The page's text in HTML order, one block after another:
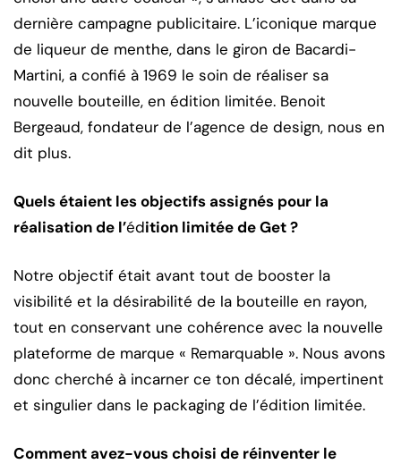
dernière campagne publicitaire. L’iconique marque
de liqueur de menthe, dans le giron de Bacardi-
Martini, a confié à 1969 le soin de réaliser sa
nouvelle bouteille, en édition limitée. Benoit
Bergeaud, fondateur de l’agence de design, nous en
dit plus.
Quels étaient les objectifs assignés pour la
réalisation de l’édition limitée de Get ?
Notre objectif était avant tout de booster la
visibilité et la désirabilité de la bouteille en rayon,
tout en conservant une cohérence avec la nouvelle
plateforme de marque « Remarquable ». Nous avons
donc cherché à incarner ce ton décalé, impertinent
et singulier dans le packaging de l’édition limitée.
Comment avez-vous choisi de réinventer le